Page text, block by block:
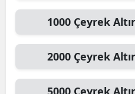
1000 Çeyrek
2000 Çeyrek
5000 Çeyrek